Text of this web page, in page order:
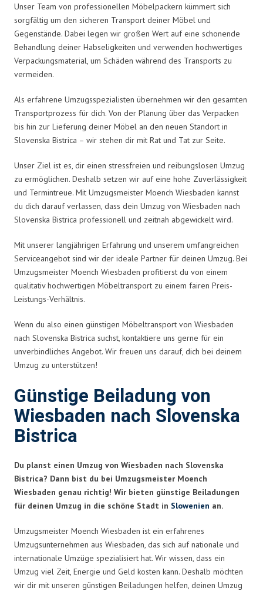
Unser Team von professionellen Möbelpackern kümmert sich
sorgfältig um den sicheren Transport deiner Möbel und
Gegenstände. Dabei legen wir großen Wert auf eine schonende
Behandlung deiner Habseligkeiten und verwenden hochwertiges
Verpackungsmaterial, um Schäden während des Transports zu
vermeiden.
Als erfahrene Umzugsspezialisten übernehmen wir den gesamten
Transportprozess für dich. Von der Planung über das Verpacken
bis hin zur Lieferung deiner Möbel an den neuen Standort in
Slovenska Bistrica – wir stehen dir mit Rat und Tat zur Seite.
Unser Ziel ist es, dir einen stressfreien und reibungslosen Umzug
zu ermöglichen. Deshalb setzen wir auf eine hohe Zuverlässigkeit
und Termintreue. Mit Umzugsmeister Moench Wiesbaden kannst
du dich darauf verlassen, dass dein Umzug von Wiesbaden nach
Slovenska Bistrica professionell und zeitnah abgewickelt wird.
Mit unserer langjährigen Erfahrung und unserem umfangreichen
Serviceangebot sind wir der ideale Partner für deinen Umzug. Bei
Umzugsmeister Moench Wiesbaden profitierst du von einem
qualitativ hochwertigen Möbeltransport zu einem fairen Preis-
Leistungs-Verhältnis.
Wenn du also einen günstigen Möbeltransport von Wiesbaden
nach Slovenska Bistrica suchst, kontaktiere uns gerne für ein
unverbindliches Angebot. Wir freuen uns darauf, dich bei deinem
Umzug zu unterstützen!
Günstige Beiladung von
Wiesbaden nach Slovenska
Bistrica
Du planst einen Umzug von Wiesbaden nach Slovenska
Bistrica? Dann bist du bei Umzugsmeister Moench
Wiesbaden genau richtig! Wir bieten günstige Beiladungen
für deinen Umzug in die schöne Stadt in Slowenien an.
Umzugsmeister Moench Wiesbaden ist ein erfahrenes
Umzugsunternehmen aus Wiesbaden, das sich auf nationale und
internationale Umzüge spezialisiert hat. Wir wissen, dass ein
Umzug viel Zeit, Energie und Geld kosten kann. Deshalb möchten
wir dir mit unseren günstigen Beiladungen helfen, deinen Umzug